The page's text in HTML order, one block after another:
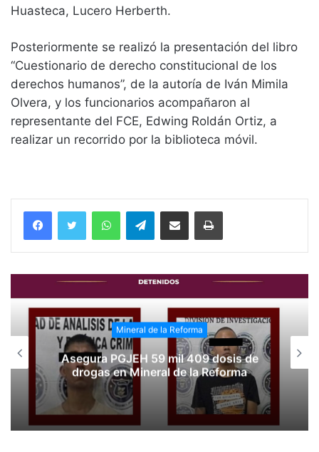
Huasteca, Lucero Herberth.
Posteriormente se realizó la presentación del libro
“Cuestionario de derecho constitucional de los
derechos humanos”, de la autoría de Iván Mimila
Olvera, y los funcionarios acompañaron al
representante del FCE, Edwing Roldán Ortiz, a
realizar un recorrido por la biblioteca móvil.
WhatsAppTelegramCompartir vía email Imprimir
Mineral de la Reforma
Asegura PGJEH 59 mil 409 dosis de
drogas en Mineral de la Reforma